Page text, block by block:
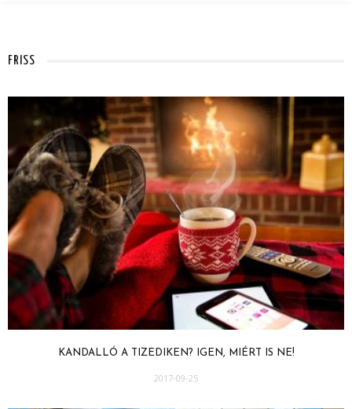
FRISS
KANDALLÓ A TIZEDIKEN? IGEN, MIÉRT IS NE!
2017-09-25